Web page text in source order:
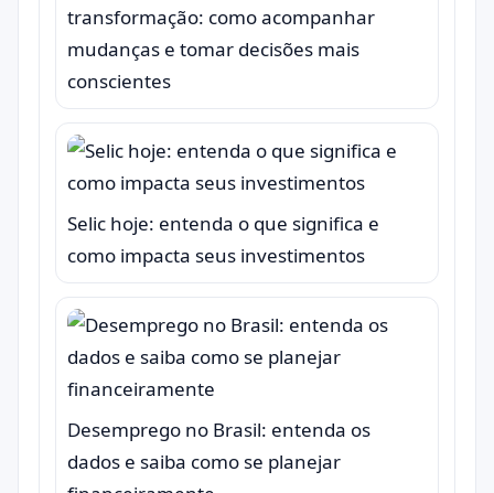
transformação: como acompanhar
mudanças e tomar decisões mais
conscientes
Selic hoje: entenda o que significa e
como impacta seus investimentos
Desemprego no Brasil: entenda os
dados e saiba como se planejar